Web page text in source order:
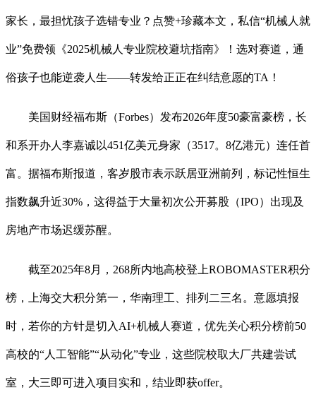
家长，最担忧孩子选错专业？点赞+珍藏本文，私信“机械人就
业”免费领《2025机械人专业院校避坑指南》！选对赛道，通
俗孩子也能逆袭人生——转发给正正在纠结意愿的TA！
美国财经福布斯（Forbes）发布2026年度50豪富豪榜，长
和系开办人李嘉诚以451亿美元身家（3517。8亿港元）连任首
富。据福布斯报道，客岁股市表示跃居亚洲前列，标记性恒生
指数飙升近30%，这得益于大量初次公开募股（IPO）出现及
房地产市场迟缓苏醒。
截至2025年8月，268所内地高校登上ROBOMASTER积分
榜，上海交大积分第一，华南理工、排列二三名。意愿填报
时，若你的方针是切入AI+机械人赛道，优先关心积分榜前50
高校的“人工智能”“从动化”专业，这些院校取大厂共建尝试
室，大三即可进入项目实和，结业即获offer。